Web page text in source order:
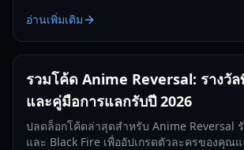
อ่านเพิ่มเติม
รวมโค้ด Anime Reversal: รางวัล
และคู่มือการแลกรับปี 2026
ปลดล็อกโค้ดล่าสุดสำหรับ Anime Reversal
และ Black Fire เพื่ออัปเกรดตัวละครของคุณ